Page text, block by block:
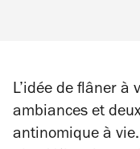
L’idée de flâner à
ambiances et
antinomique à